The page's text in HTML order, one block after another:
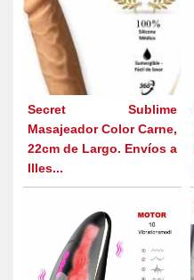
Secret Sublime
Masajeador Color Carne,
22cm de Largo. Envíos a
Illes...